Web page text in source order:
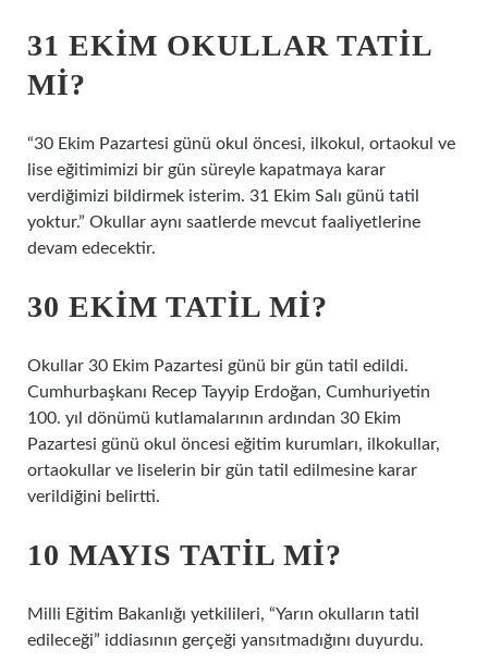
31 EKIM OKULLAR TATIL
MI?
“30 Ekim Pazartesi günü okul öncesi, ilkokul, ortaokul ve
lise eğitimimizi bir gün süreyle kapatmaya karar
verdiğimizi bildirmek isterim. 31 Ekim Salı günü tatil
yoktur.” Okullar aynı saatlerde mevcut faaliyetlerine
devam edecektir.
30 EKIM TATIL MI?
Okullar 30 Ekim Pazartesi günü bir gün tatil edildi.
Cumhurbaşkanı Recep Tayyip Erdoğan, Cumhuriyetin
100. yıl dönümü kutlamalarının ardından 30 Ekim
Pazartesi günü okul öncesi eğitim kurumları, ilkokullar,
ortaokullar ve liselerin bir gün tatil edilmesine karar
verildiğini belirtti.
10 MAYIS TATIL MI?
Milli Eğitim Bakanlığı yetkilileri, “Yarın okulların tatil
edileceği” iddiasının gerçeği yansıtmadığını duyurdu.